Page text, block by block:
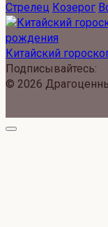
Стрелец Козерог
Китайский
Подписывайтесь:
© 2026